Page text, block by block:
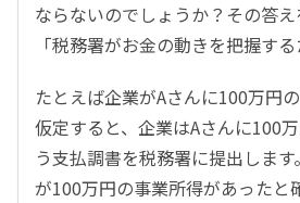
ならないのでしょうか？その答
「税務署がお金の動きを把握する
たとえば企業がAさんに100万円
仮定すると、企業はAさんに100
う支払調書を税務署に提出しま
が100万円の事業所得があったと